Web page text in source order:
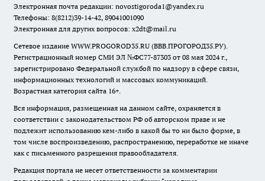
Электронная почта редакции: novostigoroda1@yandex.ru
Телефоны: 8(8212)39-14-42, 89041001090
Электронная для других вопросов: x2dt@mail.ru
Сетевое издание WWW.PROGOROD35.RU (ВВВ.ПРОГОРОД35.РУ).
Регистрационный номер СМИ ЭЛ №ФС77-87303 от 08 мая 2024 г.,
зарегистрировано Федеральной службой по надзору в сфере связи,
информационных технологий и массовых коммуникаций.
Возрастная категория сайта 16+.
Вся информация, размещенная на данном сайте, охраняется в
соответствии с законодательством РФ об авторском праве и не
подлежит использованию кем-либо в какой бы то ни было форме, в
том числе воспроизведению, распространению, переработке не иначе
как с письменного разрешения правообладателя.
Редакция портала не несет ответственности за комментарии